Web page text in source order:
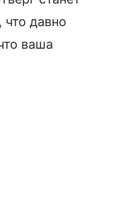
давно
ваша